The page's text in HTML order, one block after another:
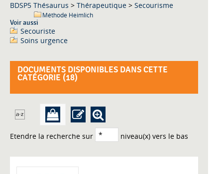
BDSP5 Thésaurus > Thérapeutique > Secourisme
Méthode Heimlich
Voir aussi
Secouriste
Soins urgence
DOCUMENTS DISPONIBLES DANS CETTE
CATÉGORIE (18)
Etendre la recherche sur niveau(x) vers le bas